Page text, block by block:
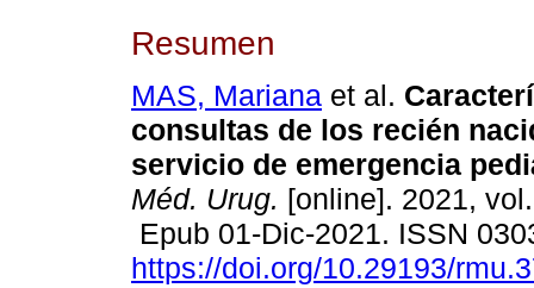
Resumen
MAS, Mariana et al.
consultas de los recién
servicio de emergencia
Méd. Urug. [online]. 2021,
Epub 01-Dic-2021. ISSN
https://doi.org/10.29193/